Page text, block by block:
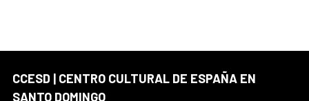
CCESD | CENTRO CULTURAL DE ESPAÑA EN
SANTO DOMINGO